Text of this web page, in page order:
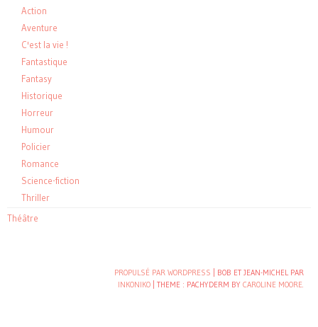
Action
Aventure
C'est la vie !
Fantastique
Fantasy
Historique
Horreur
Humour
Policier
Romance
Science-fiction
Thriller
Théâtre
PROPULSÉ PAR WORDPRESS
| BOB ET JEAN-MICHEL PAR
INKONIKO
THEME : PACHYDERM BY CAROLINE MOORE.